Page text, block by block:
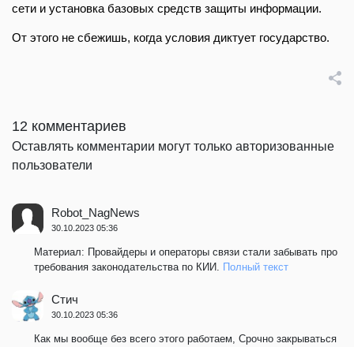
сети и установка базовых средств защиты информации.
От этого не сбежишь, когда условия диктует государство.
12 комментариев
Оставлять комментарии могут только авторизованные
пользователи
Robot_NagNews
30.10.2023 05:36
Материал: Провайдеры и операторы связи стали забывать про
требования законодательства по КИИ. Полный текст
Стич
30.10.2023 05:36
Как мы вообще без всего этого работаем, Срочно закрываться